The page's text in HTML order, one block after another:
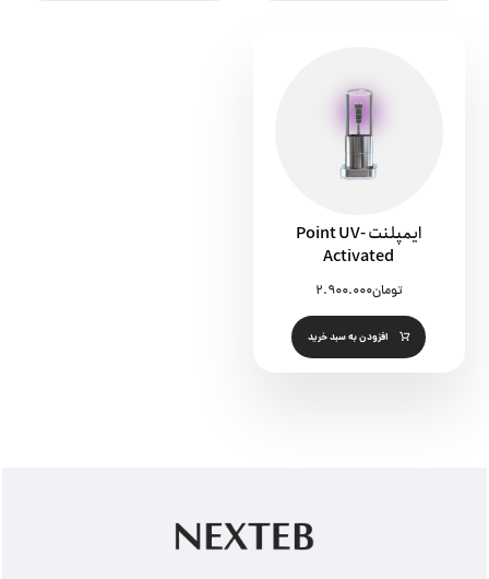
ایمپلنت Point UV-
Activated
تومان۲.۹۰۰.۰۰۰
افزودن به سبد خرید